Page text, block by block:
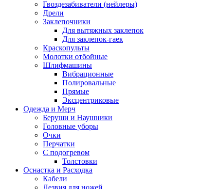
Гвоздезабиватели (нейлеры)
Дрели
Заклепочники
Для вытяжных заклепок
Для заклепок-гаек
Краскопульты
Молотки отбойные
Шлифмашины
Вибрационные
Полировальные
Прямые
Эксцентриковые
Одежда и Мерч
Беруши и Наушники
Головные уборы
Очки
Перчатки
С подогревом
Толстовки
Оснастка и Расходка
Кабели
Лезвия для ножей